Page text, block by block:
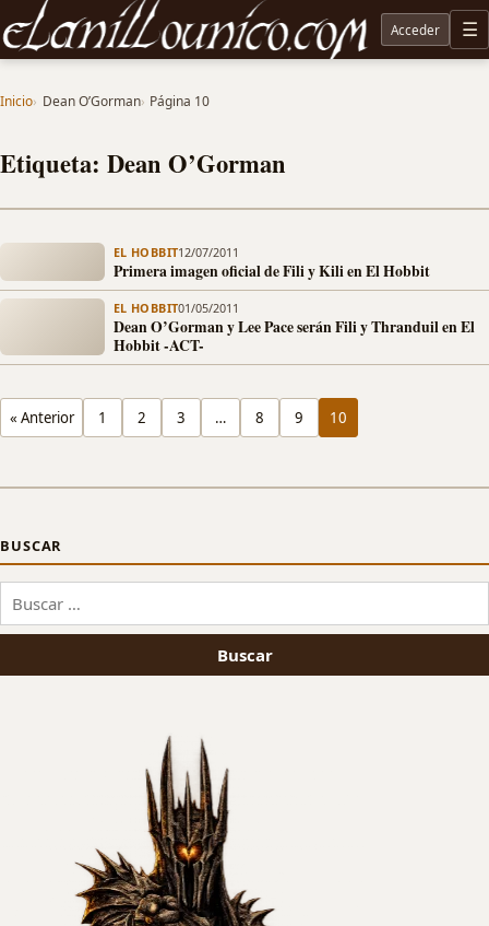
Noticias sobre Tolkien: El Señor de los Anillos, Los Anillos de Poder, La Caza de Gollum, la
Acceder
Inicio Dean O’Gorman Página 10
Etiqueta: Dean O’Gorman
EL HOBBIT12/07/2011
Primera imagen oficial de Fili y Kili en El Hobbit
EL HOBBIT01/05/2011
Dean O’Gorman y Lee Pace serán Fili y Thranduil en El
Hobbit -ACT-
« Anterior 1 2 3 … 8 9 10
BUSCAR
Buscar: